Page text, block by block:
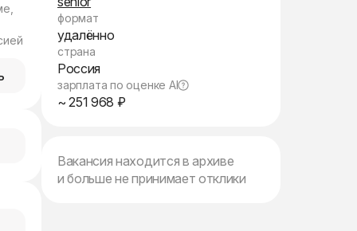
формат
удалённо
страна
Россия
зарплата по оценке AI
~ 251 968 ₽
Вакансия находится в архиве
и больше не принимает отклики